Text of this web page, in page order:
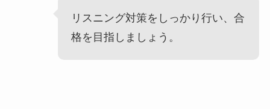
リスニング対策をしっかり行い、合
格を目指しましょう。